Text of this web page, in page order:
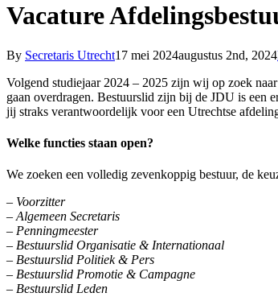
Vacature
By Secretaris Utrecht17 mei 2024augustus 2nd, 2024
Volgend studiejaar 2024 – 2025 zijn wij op zoek
gaan overdragen. Bestuurslid zijn bij de JDU is een
jij straks verantwoordelijk voor een Utrechtse
Welke functies staan open?
We zoeken een volledig zevenkoppig bestuur, de
– Voorzitter
– Algemeen Secretaris
– Penningmeester
– Bestuurslid Organisatie & Internationaal
– Bestuurslid Politiek & Pers
– Bestuurslid Promotie & Campagne
– Bestuurslid Leden